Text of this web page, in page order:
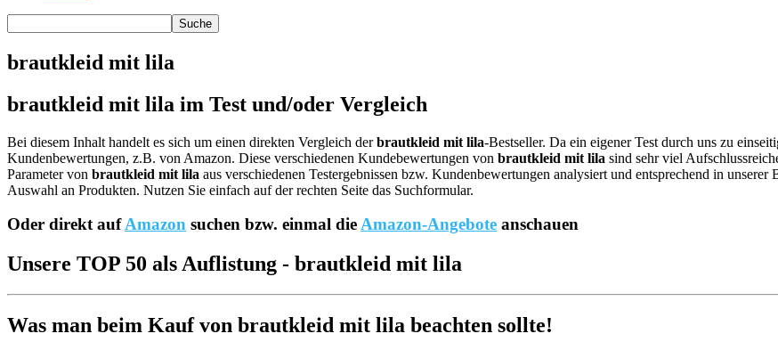
brautkleid mit lila
brautkleid mit lila im Test und/oder Vergleich
Bei diesem Inhalt handelt es sich um einen direkten Vergleich derbrautkleid mit lila-Bestseller. Da ein eigener Test durch uns zu
Kundenbewertungen, z.B. von Amazon. Diese verschiedenen Kundebewertungen von brautkleid mit lila sind sehr viel
Parameter von brautkleid mit lila aus verschiedenen Testergebnissen bzw. Kundenbewertungen analysiert und entsprechend in
Auswahl an Produkten. Nutzen Sie einfach auf der rechten Seite das Suchformular.
Oder direkt aufAmazon suchen bzw. einmal dieAmazon-Angebote anschauen
Unsere TOP 50 als Auflistung - brautkleid mit lila
Was man beim Kauf von brautkleid mit lila beachten sollte!